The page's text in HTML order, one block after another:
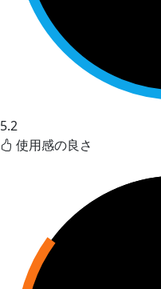
5.2
使用感の良さ